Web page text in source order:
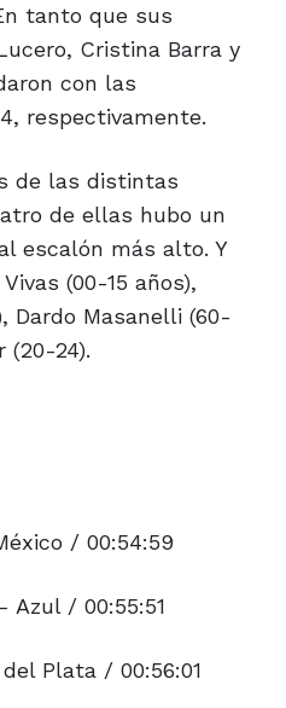
tanto que sus
Cristina Barra y
con las
respectivamente.
de las distintas
de ellas hubo un
escalón más alto. Y
(00-15 años),
Dardo Masanelli (60-
(20-24).
/ 00:54:59
Azul / 00:55:51
Plata / 00:56:01